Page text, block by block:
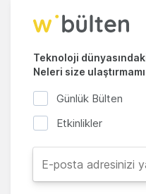
Teknoloji
Neleri size
Günlük Bülten
Etkinlikler